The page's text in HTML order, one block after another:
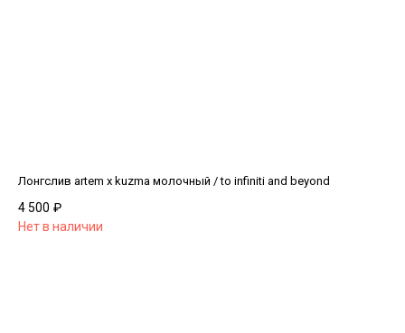
Лонгслив artem x kuzma молочный / to infiniti and beyond
4 500 ₽
Нет в наличии